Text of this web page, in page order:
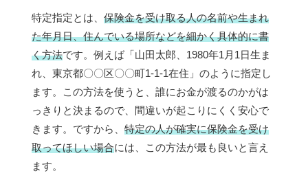
特定指定とは、 保険金を受け取る人の名前や生まれ
た年月日、住んでいる場所などを細かく具体的に書
く方法です。例えば「山田太郎、1980年1月1日生ま
れ、東京都〇〇区〇〇町1-1-1在住」のように指定し
ます。この方法を使うと、誰にお金が渡るのかがは
っきりと決まるので、間違いが起こりにくく安心で
きます。ですから、 特定の人が確実に保険金を受け
取ってほしい場合には、この方法が最も良いと言え
ます。